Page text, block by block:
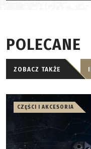
POLECANE
ZOBACZ TAKŻE
CZĘŚCI I AKCESORIA